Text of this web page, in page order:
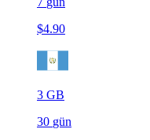
$4.90
3 GB
30 gün